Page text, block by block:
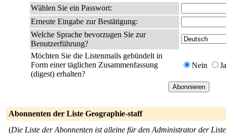
Wählen Sie ein Passwort:
Erneute Eingabe zur Bestätigung:
Welche Sprache bevorzugen Sie zur
Benutzerführung?
Möchten Sie die Listenmails gebündelt in
Form einer täglichen Zusammenfassung
(digest) erhalten?
Nein Ja
Abonnenten der Liste Geographie-staff
(Die Liste der Abonnenten ist alleine für den Administrator der